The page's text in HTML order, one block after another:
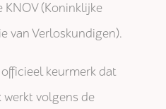
(Koninklijke
van Verloskundigen).
keurmerk dat
volgens de